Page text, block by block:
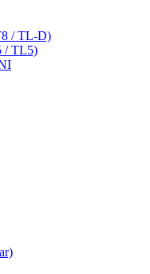
/ TL-D)
/ TL5)